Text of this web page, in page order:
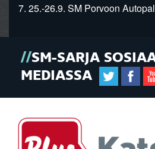
7. 25.-26.9. SM Porvoon
SM-SARJA
MEDIASSA